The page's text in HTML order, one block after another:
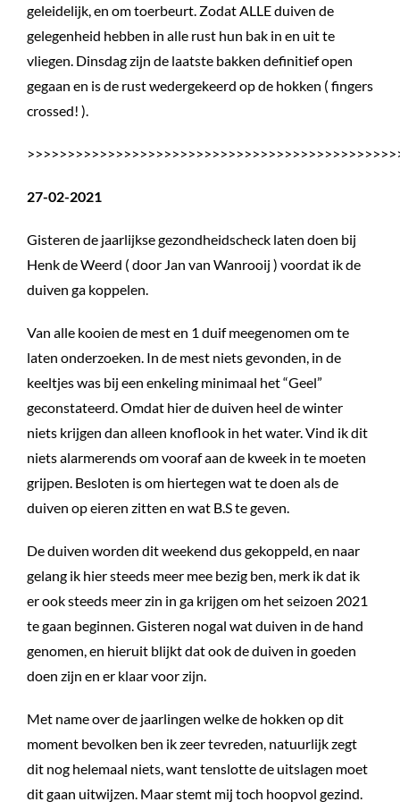
geleidelijk, en om toerbeurt. Zodat ALLE duiven de
gelegenheid hebben in alle rust hun bak in en uit te
vliegen. Dinsdag zijn de laatste bakken definitief open
gegaan en is de rust wedergekeerd op de hokken ( fingers
crossed! ).
27-02-2021
Gisteren de jaarlijkse gezondheidscheck laten doen bij
Henk de Weerd ( door Jan van Wanrooij ) voordat ik de
duiven ga koppelen.
Van alle kooien de mest en 1 duif meegenomen om te
laten onderzoeken. In de mest niets gevonden, in de
keeltjes was bij een enkeling minimaal het “Geel”
geconstateerd. Omdat hier de duiven heel de winter
niets krijgen dan alleen knoflook in het water. Vind ik dit
niets alarmerends om vooraf aan de kweek in te moeten
grijpen. Besloten is om hiertegen wat te doen als de
duiven op eieren zitten en wat B.S te geven.
De duiven worden dit weekend dus gekoppeld, en naar
gelang ik hier steeds meer mee bezig ben, merk ik dat ik
er ook steeds meer zin in ga krijgen om het seizoen 2021
te gaan beginnen. Gisteren nogal wat duiven in de hand
genomen, en hieruit blijkt dat ook de duiven in goeden
doen zijn en er klaar voor zijn.
Met name over de jaarlingen welke de hokken op dit
moment bevolken ben ik zeer tevreden, natuurlijk zegt
dit nog helemaal niets, want tenslotte de uitslagen moet
dit gaan uitwijzen. Maar stemt mij toch hoopvol gezind.